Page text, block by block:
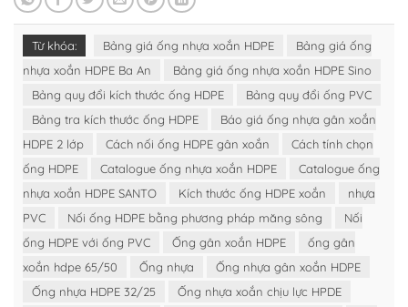
Từ khóa: Bảng giá ống nhựa xoắn HDPE
Bảng giá ống
nhựa xoắn HDPE Ba An
Bảng giá ống nhựa xoắn HDPE Sino
Bảng quy đổi kích thước ống HDPE
Bảng quy đổi ống PVC
Bảng tra kích thước ống HDPE
Báo giá ống nhựa gân xoắn
HDPE 2 lớp
Cách nối ống HDPE gân xoắn
Cách tính chọn
ống HDPE
Catalogue ống nhựa xoắn HDPE
Catalogue ống
nhựa xoắn HDPE SANTO
Kích thước ống HDPE xoắn
nhựa
PVC
Nối ống HDPE bằng phương pháp măng sông
Nối
ống HDPE với ống PVC
Ống gân xoắn HDPE
ống gân
xoắn hdpe 65/50
Ống nhựa
Ống nhựa gân xoắn HDPE
Ống nhựa HDPE 32/25
Ống nhựa xoắn chịu lực HPDE